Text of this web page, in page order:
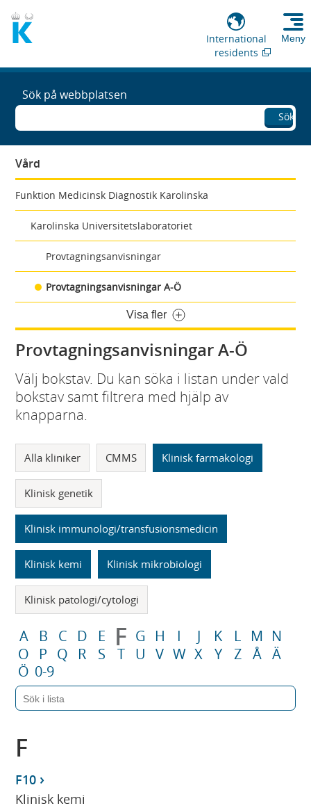
International
residents
Meny
Sök på webbplatsen
Sök
Vård
Funktion Medicinsk Diagnostik Karolinska
Karolinska Universitetslaboratoriet
Provtagningsanvisningar
Provtagningsanvisningar A-Ö
Visa fler
Provtagningsanvisningar A-Ö
Välj bokstav. Du kan söka i listan under vald
bokstav samt filtrera med hjälp av
knapparna.
Alla kliniker CMMS Klinisk farmakologi
Klinisk genetik
Klinisk immunologi/transfusionsmedicin
Klinisk kemi Klinisk mikrobiologi
Klinisk patologi/cytologi
A B C D E F G H I J K L M N
O
P Q R S T U V W X Y Z Å Ä
Ö 0-9
F
F10
Klinisk kemi